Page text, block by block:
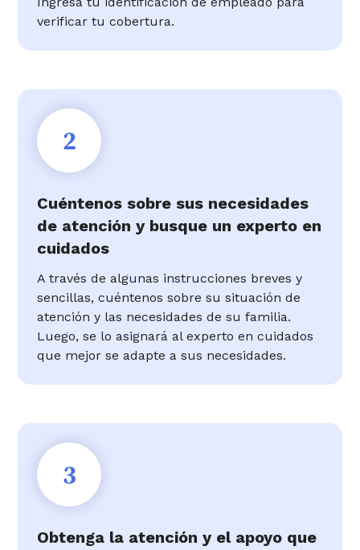
verificar tu cobertura.
2
Cuéntenos sobre sus necesidades
de atención y busque un experto en
cuidados
A través de algunas instrucciones breves y
sencillas, cuéntenos sobre su situación de
atención y las necesidades de su familia.
Luego, se lo asignará al experto en cuidados
que mejor se adapte a sus necesidades.
3
Obtenga la atención y el apoyo que